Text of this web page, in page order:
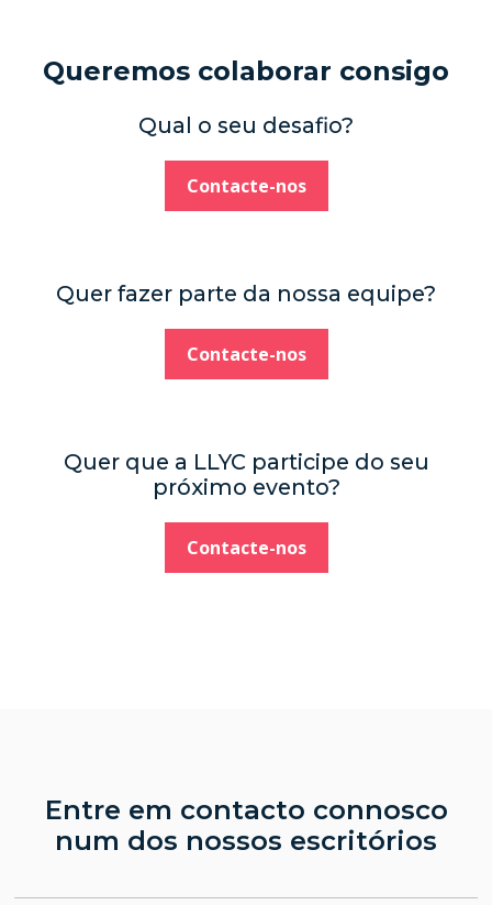
Queremos colaborar consigo
Qual o seu desafio?
Contacte-nos
Quer fazer parte da nossa equipe?
Contacte-nos
Quer que a LLYC participe do seu
próximo evento?
Contacte-nos
Entre em contacto connosco
num dos nossos escritórios